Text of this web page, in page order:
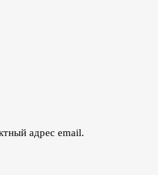
адрес email.